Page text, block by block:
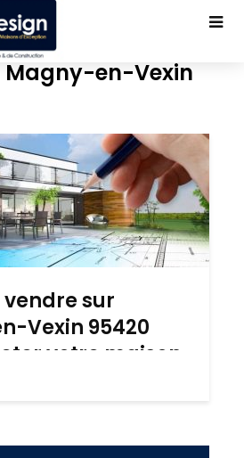
en-Vexin
sur
Vexin 95420
votre maison